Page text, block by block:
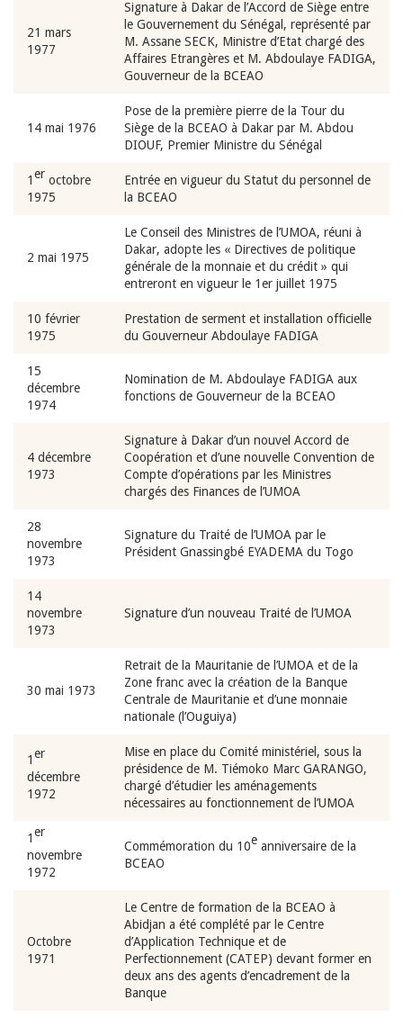
21 mars
1977
Signature à Dakar de l’Accord de Siège entre
le Gouvernement du Sénégal, représenté par
M. Assane SECK, Ministre d’Etat chargé des
Affaires Etrangères et M. Abdoulaye FADIGA,
Gouverneur de la BCEAO
14 mai 1976
Pose de la première pierre de la Tour du
Siège de la BCEAO à Dakar par M. Abdou
DIOUF, Premier Ministre du Sénégal
1er octobre
1975
Entrée en vigueur du Statut du personnel de
la BCEAO
2 mai 1975
Le Conseil des Ministres de l’UMOA, réuni à
Dakar, adopte les « Directives de politique
générale de la monnaie et du crédit » qui
entreront en vigueur le 1er juillet 1975
10 février
1975
Prestation de serment et installation officielle
du Gouverneur Abdoulaye FADIGA
15
décembre
1974
Nomination de M. Abdoulaye FADIGA aux
fonctions de Gouverneur de la BCEAO
4 décembre
1973
Signature à Dakar d’un nouvel Accord de
Coopération et d’une nouvelle Convention de
Compte d’opérations par les Ministres
chargés des Finances de l’UMOA
28
novembre
1973
Signature du Traité de l’UMOA par le
Président Gnassingbé EYADEMA du Togo
14
novembre
1973
Signature d’un nouveau Traité de l’UMOA
30 mai 1973
Retrait de la Mauritanie de l’UMOA et de la
Zone franc avec la création de la Banque
Centrale de Mauritanie et d’une monnaie
nationale (l’Ouguiya)
1er
décembre
1972
Mise en place du Comité ministériel, sous la
présidence de M. Tiémoko Marc GARANGO,
chargé d’étudier les aménagements
nécessaires au fonctionnement de l’UMOA
1er
novembre
1972
Commémoration du 10e anniversaire de la
BCEAO
Octobre
1971
Le Centre de formation de la BCEAO à
Abidjan a été complété par le Centre
d’Application Technique et de
Perfectionnement (CATEP) devant former en
deux ans des agents d’encadrement de la
Banque